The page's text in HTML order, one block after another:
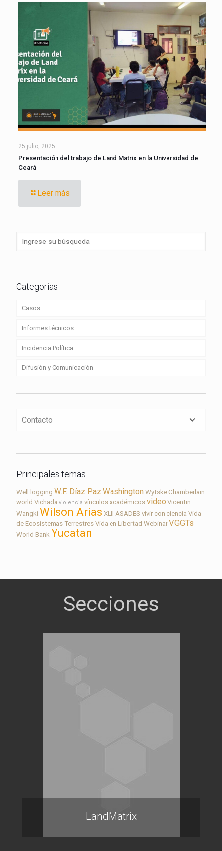
25 julio, 2025
Presentación del trabajo de Land Matrix en la Universidad de
Ceará
Leer más
Categorías
Casos
Informes técnicos
Incidencia Política
Difusión y Comunicación
Contacto
Principales temas
Well logging W.F. Díaz Paz Washington Wytske Chamberlain
world Vichada violencia vínculos académicos video Vicentin
Wangki Wilson Arias XLII ASADES vivir con ciencia Vida
de Ecosistemas Terrestres Vida en Libertad Webinar VGGTs
World Bank Yucatan
LandMatrix